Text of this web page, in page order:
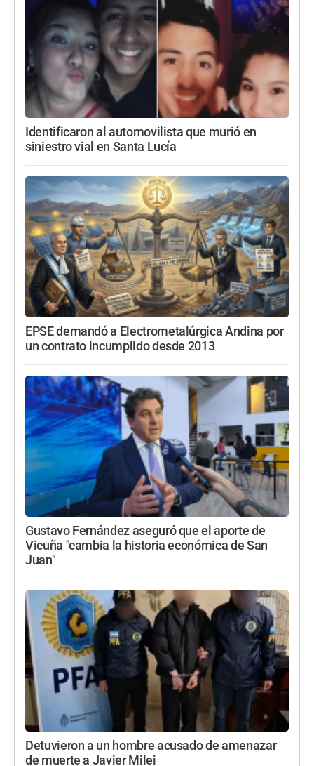
Identificaron al automovilista que murió en
siniestro vial en Santa Lucía
EPSE demandó a Electrometalúrgica Andina por
un contrato incumplido desde 2013
Gustavo Fernández aseguró que el aporte de
Vicuña "cambia la historia económica de San
Juan"
Detuvieron a un hombre acusado de amenazar
de muerte a Javier Milei